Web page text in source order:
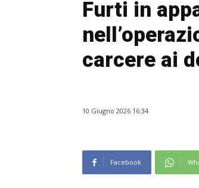
Furti in
carcere ai
10 Giugno 2026 16:34
Facebook